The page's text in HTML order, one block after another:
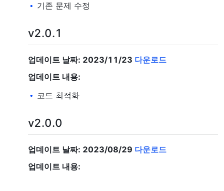
• 기존 문제 수정
v2.0.1
업데이트 날짜: 2023/11/23 다운로드
업데이트 내용:
• 코드 최적화
v2.0.0
업데이트 날짜: 2023/08/29 다운로드
업데이트 내용: